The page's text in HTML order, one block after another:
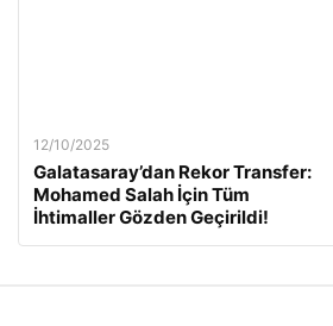
12/10/2025
Galatasaray’dan Rekor Transfer:
Mohamed Salah İçin Tüm
İhtimaller Gözden Geçirildi!